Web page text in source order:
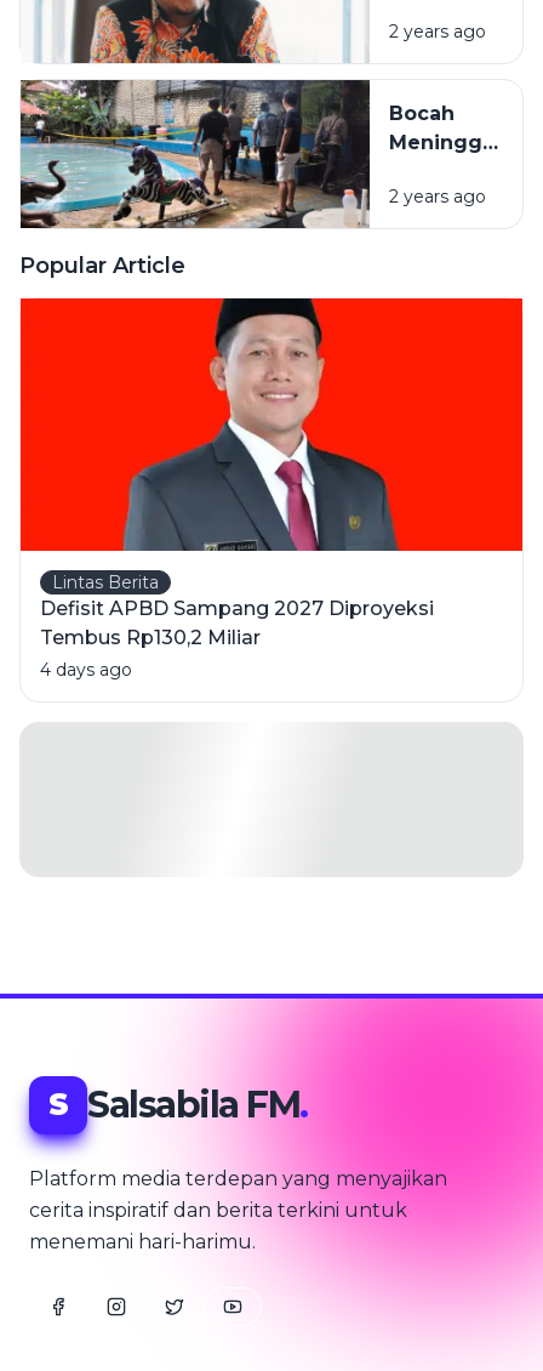
ASN Libur
Tahun
2 years ago
Bocah
Meninggal
Mandi di
Kolam
2 years ago
Popular Article
Lintas Berita
Defisit APBD Sampang 2027 Diproyeksi
Tembus Rp130,2 Miliar
4 days ago
S Salsabila FM.
Platform media terdepan yang menyajikan
cerita inspiratif dan berita terkini untuk
menemani hari-harimu.